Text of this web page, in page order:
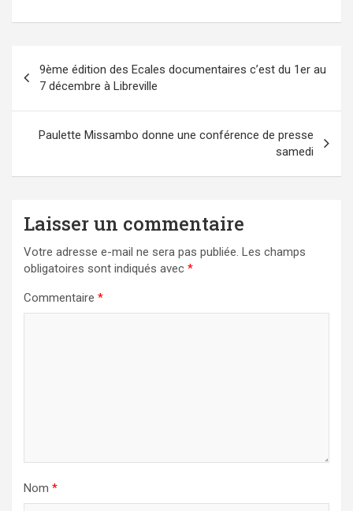
de
l’article
9ème édition des Ecales documentaires c’est du 1er au
7 décembre à Libreville
Paulette Missambo donne une conférence de presse
samedi
Laisser un commentaire
Votre adresse e-mail ne sera pas publiée. Les champs
obligatoires sont indiqués avec *
Commentaire *
Nom *